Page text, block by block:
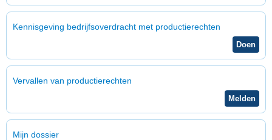
Kennisgeving bedrijfsoverdracht met productierechten
Vervallen van productierechten
Mijn dossier